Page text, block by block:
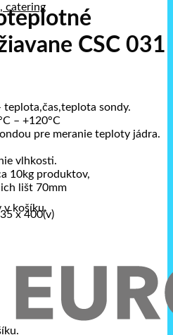
catering
v košíku.
CSC 031
teplota,čas,teplota sondy.
– +120°C
pre meranie teploty jádra.
vlhkosti.
10kg produktov,
lišt 70mm
x 400(v)